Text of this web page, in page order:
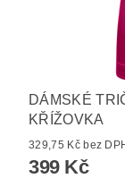
DÁMSKÉ
KŘÍŽOVKA
329,75 Kč bez
399 Kč